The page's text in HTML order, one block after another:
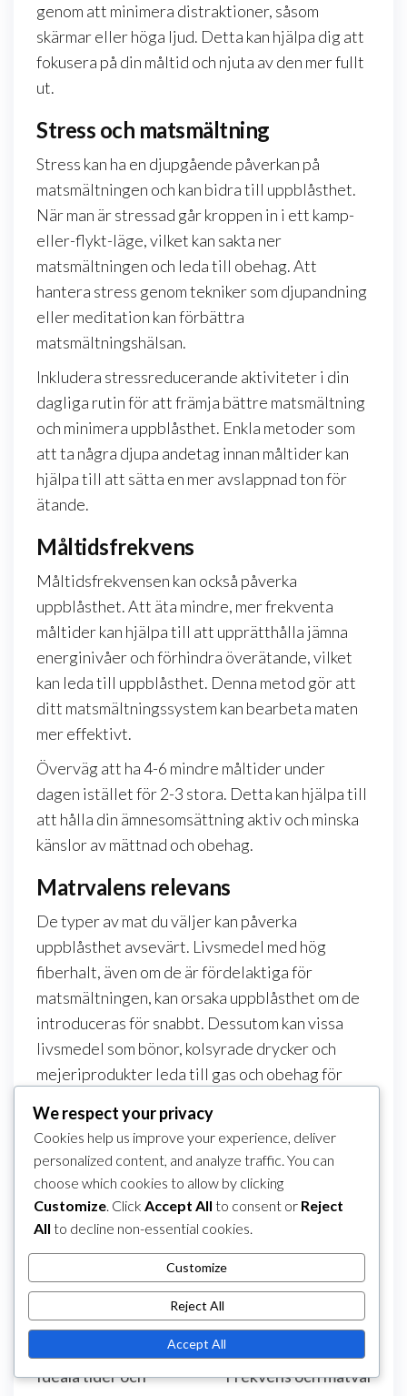
genom att minimera distraktioner, såsom
skärmar eller höga ljud. Detta kan hjälpa dig att
fokusera på din måltid och njuta av den mer fullt
ut.
Stress och matsmältning
Stress kan ha en djupgående påverkan på
matsmältningen och kan bidra till uppblåsthet.
När man är stressad går kroppen in i ett kamp-
eller-flykt-läge, vilket kan sakta ner
matsmältningen och leda till obehag. Att
hantera stress genom tekniker som djupandning
eller meditation kan förbättra
matsmältningshälsan.
Inkludera stressreducerande aktiviteter i din
dagliga rutin för att främja bättre matsmältning
och minimera uppblåsthet. Enkla metoder som
att ta några djupa andetag innan måltider kan
hjälpa till att sätta en mer avslappnad ton för
ätande.
Måltidsfrekvens
Måltidsfrekvensen kan också påverka
uppblåsthet. Att äta mindre, mer frekventa
måltider kan hjälpa till att upprätthålla jämna
energinivåer och förhindra överätande, vilket
kan leda till uppblåsthet. Denna metod gör att
ditt matsmältningssystem kan bearbeta maten
mer effektivt.
Överväg att ha 4-6 mindre måltider under
dagen istället för 2-3 stora. Detta kan hjälpa till
att hålla din ämnesomsättning aktiv och minska
känslor av mättnad och obehag.
Matrvalens relevans
De typer av mat du väljer kan påverka
uppblåsthet avsevärt. Livsmedel med hög
fiberhalt, även om de är fördelaktiga för
matsmältningen, kan orsaka uppblåsthet om de
introduceras för snabbt. Dessutom kan vissa
livsmedel som bönor, kolsyrade drycker och
mejeriprodukter leda till gas och obehag för
Var medveten om dina matval och hur de
påverkar din kropp. Att föra en matdagbok kan
hjälpa till att identifiera specifika livsmedel som
utlöser uppblåsthet, vilket gör att du kan göra
informerade kostjusteringar.
Måltidstiming för uppblåsthet efter
Post
navigation
Previous
Post
PREVIOUS
Ideala tider och
NEXT
Frekvens och matval
We respect your privacy
Cookies help us improve your experience, deliver
personalized content, and analyze traffic. You can
choose which cookies to allow by clicking
Customize. Click Accept All to consent or Reject
All to decline non-essential cookies.
Customize
Reject All
Accept All